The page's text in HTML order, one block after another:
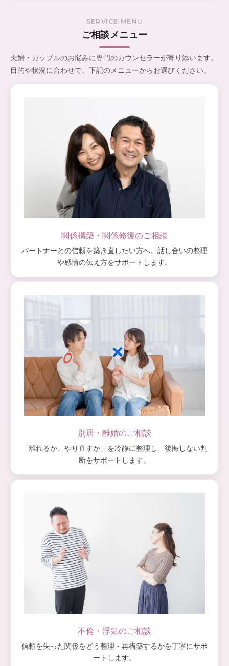
義務とプライバシー保護を徹底した環境でお迎えします。
のズレなど、関係悪化の背景にはいくつかの共通したパタ
ーンがあります。それらを丁寧に紐解きながら、少しず
つ“話しやすい関係”へと整えていきます。
グから継続サポートまで、基本的に同じカウンセラーが担
当し、お二人の歩幅に合わせて進めていきます。
お一人ずつの個別カウンセリングと、ペアカウンセリング
を組み合わせるなど、状況に合わせて柔軟にご提案しま
SERVICE MENU
ご相談メニュー
夫婦・カップルのお悩みに専門のカウンセラーが寄り添います。
目的や状況に合わせて、下記のメニューからお選びください。
関係構築・関係修復のご相談
パートナーとの信頼を築き直したい方へ。話し合いの整理
や感情の伝え方をサポートします。
別居・離婚のご相談
「離れるか、やり直すか」を冷静に整理し、後悔しない判
断をサポートします。
不倫・浮気のご相談
信頼を失った関係をどう整理・再構築するかを丁寧にサポ
ートします。